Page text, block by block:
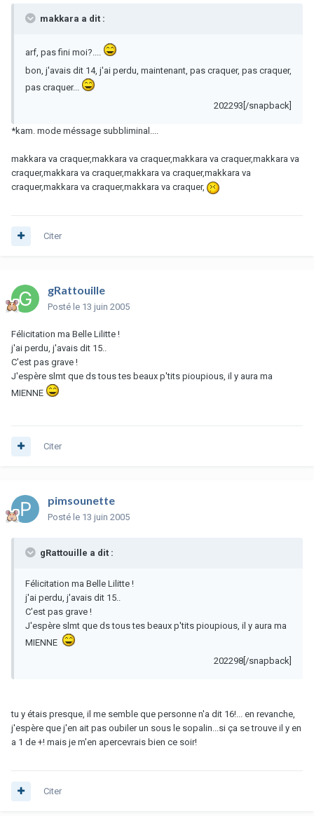
makkara a dit :
arf, pas fini moi?....
bon, j'avais dit 14, j'ai perdu, maintenant, pas craquer, pas craquer,
pas craquer...
202293[/snapback]
*kam. mode méssage subbliminal....
makkara va craquer,makkara va craquer,makkara va craquer,makkara va
craquer,makkara va craquer,makkara va craquer,makkara va
craquer,makkara va craquer,makkara va craquer,
Citer
gRattouille
Posté le 13 juin 2005
Félicitation ma Belle Lilitte !
j'ai perdu, j'avais dit 15..
C'est pas grave !
J'espère slmt que ds tous tes beaux p'tits pioupious, il y aura ma
MIENNE
Citer
pimsounette
Posté le 13 juin 2005
gRattouille a dit :
Félicitation ma Belle Lilitte !
j'ai perdu, j'avais dit 15..
C'est pas grave !
J'espère slmt que ds tous tes beaux p'tits pioupious, il y aura ma
MIENNE
202298[/snapback]
tu y étais presque, il me semble que personne n'a dit 16!... en revanche,
j'espère que j'en ait pas oubiler un sous le sopalin...si ça se trouve il y en
a 1 de +! mais je m'en apercevrais bien ce soir!
Citer